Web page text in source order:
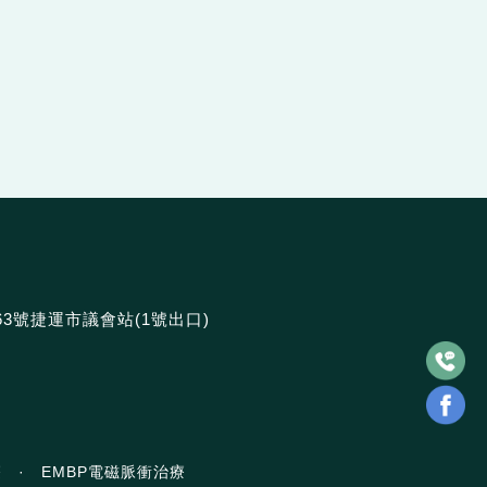
號捷運市議會站(1號出口)
· EMBP電磁脈衝治療